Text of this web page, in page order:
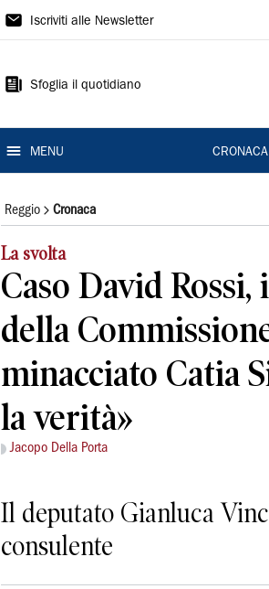
Gazzetta
Reggio
Iscriviti alle Newsletter
Sfoglia il quotidiano
MENU CRONACA
Reggio Cronaca
La svolta
Caso David
della
minacciato Catia
la verità»
Jacopo Della Porta
Il deputato Gianluca
consulente